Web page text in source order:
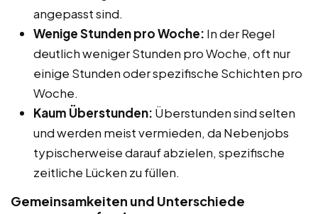
angepasst sind.
Wenige Stunden pro Woche: In der Regel
deutlich weniger Stunden pro Woche, oft nur
einige Stunden oder spezifische Schichten pro
Woche.
Kaum Überstunden: Überstunden sind selten
und werden meist vermieden, da Nebenjobs
typischerweise darauf abzielen, spezifische
zeitliche Lücken zu füllen.
Gemeinsamkeiten und Unterschiede